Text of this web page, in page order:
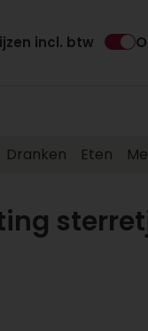
incl. btw
Dranken Eten